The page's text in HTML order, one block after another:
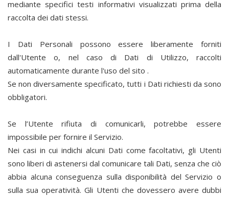
mediante specifici testi informativi visualizzati prima della
raccolta dei dati stessi.
I Dati Personali possono essere liberamente forniti
dall'Utente o, nel caso di Dati di Utilizzo, raccolti
automaticamente durante l'uso del sito .
Se non diversamente specificato, tutti i Dati richiesti da sono
obbligatori.
Se l’Utente rifiuta di comunicarli, potrebbe essere
impossibile per fornire il Servizio.
Nei casi in cuiindichi alcuni Dati come facoltativi, gli Utenti
sono liberi di astenersi dal comunicare tali Dati, senza che ciò
abbia alcuna conseguenza sulla disponibilità del Servizio o
sulla sua operatività. Gli Utenti che dovessero avere dubbi